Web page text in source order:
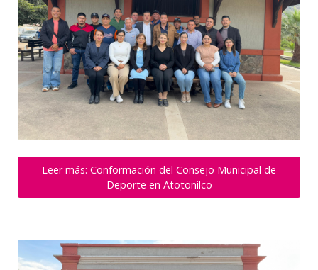
Leer más: Conformación del Consejo Municipal de
Deporte en Atotonilco